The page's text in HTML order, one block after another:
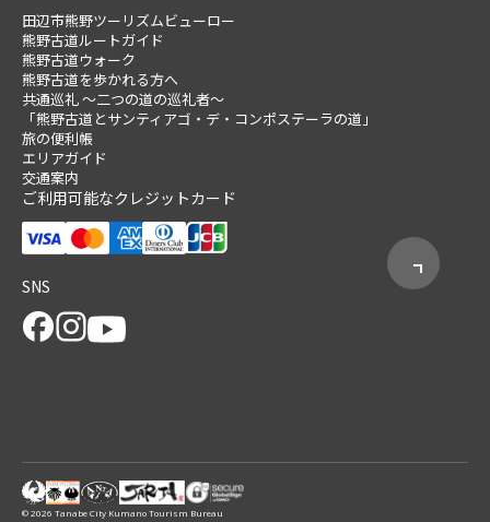
田辺市熊野ツーリズムビューロー
熊野古道ルートガイド
熊野古道ウォーク
熊野古道を歩かれる方へ
共通巡礼 ～二つの道の巡礼者～
「熊野古道とサンティアゴ・デ・コンポステーラの道」
旅の便利帳
エリアガイド
交通案内
ご利用可能なクレジットカード
SNS
© 2026 Tanabe City Kumano Tourism Bureau